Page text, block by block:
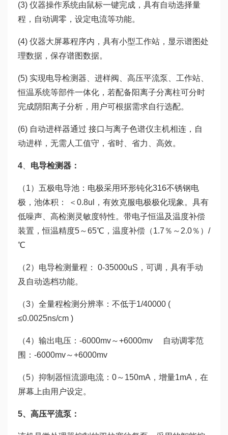
(3) 仪器操作系统由鼠标一键完成，具有自动选择量
程，自动调零，设定电流等功能。
(4) 仪器大屏幕程序内，具有小型工作站，显示谱图处
理数据，保存谱图数据。
(5) 实现电导检测器、进样阀、高压平流泵、工作站、
恒温系统等部件一体化，若配备阳离子分离柱可分时
完成阴阳离子分析，用户可根据需求自行选配。
(6) 自动进样器通过 接口与离子色谱仪主机相连，自
动进样，无需人工值守，省时、省力、高效。
4 电导检测器：
（1）五极电导池：电极采用环形钝化316不锈钢电
极，池体积： ＜0.8ul，有效克服电极极化现象。具有
低噪声、高检测灵敏度特性。带电子恒温及温度补偿
装置，恒温精度5～65℃，温度补偿（1.7％～2.0％）/
℃
（2）电导检测量程： 0-35000uS，可调，具有手动
及自动选档功能。
（3）全量程检测分辨率：不低于1/40000 (
≤0.0025ns/cm )
（4）输出电压：-6000mv～+6000mv 自动调零范
围：-6000mv～+6000mv
（5）抑制器恒流源电流：0～150mA，增量1mA，在
屏幕上由用户设定。
5、高压平流泵：